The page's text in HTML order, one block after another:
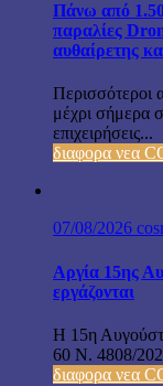
Πάνω από
παραλίες
αυθαίρετης
Περισσότεροι
μέχρι σήμερα
επιχειρήσεις...
διαφορα νεα
07/08/2026
Αργία 15ης
εργάζονται
Η 15η
60 Ν. 4808/
διαφορα νεα